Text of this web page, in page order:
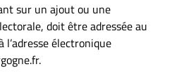
sur un ajout ou une
doit être adressée au
électronique